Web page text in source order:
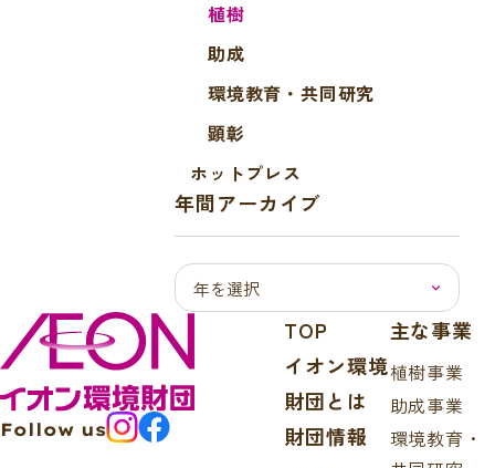
植樹
助成
環境教育・共同研究
顕彰
ホットプレス
年間アーカイブ
Follow us
TOP
イオン環境
財団とは
財団情報
主な事業
植樹事業
助成事業
環境教育・